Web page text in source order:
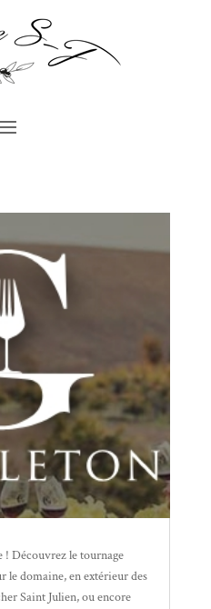
Découvrez le tournage
le domaine, en extérieur des
Saint Julien, ou encore